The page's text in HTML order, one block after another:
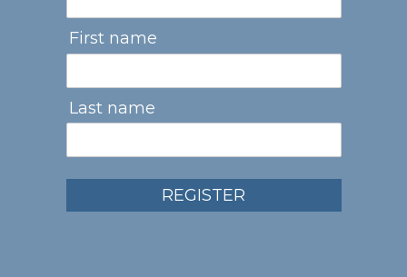
First name
Last name
REGISTER